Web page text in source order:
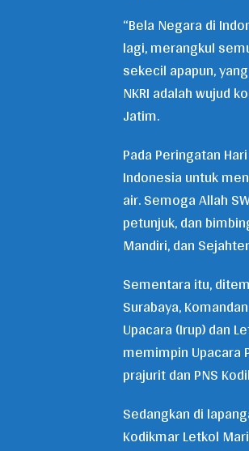
“Bela Negara di
lagi, merangkul
sekecil apapun,
NKRI adalah wujud
Jatim.
Pada Peringatan
Indonesia untuk
air. Semoga Allah
petunjuk, dan
Mandiri, dan
Sementara itu,
Surabaya,
Upacara (Irup) dan
memimpin Upacara
prajurit dan PNS
Sedangkan di
Kodikmar Letkol